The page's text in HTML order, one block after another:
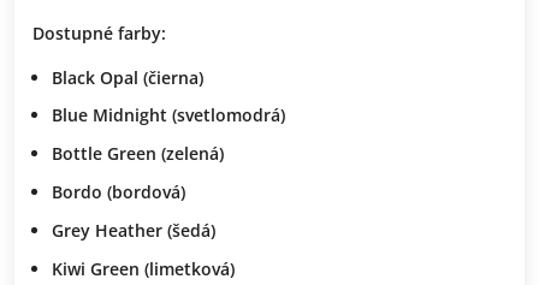
Dostupné farby:
Black Opal (čierna)
Blue Midnight (svetlomodrá)
Bottle Green (zelená)
Bordo (bordová)
Grey Heather (šedá)
Kiwi Green (limetková)